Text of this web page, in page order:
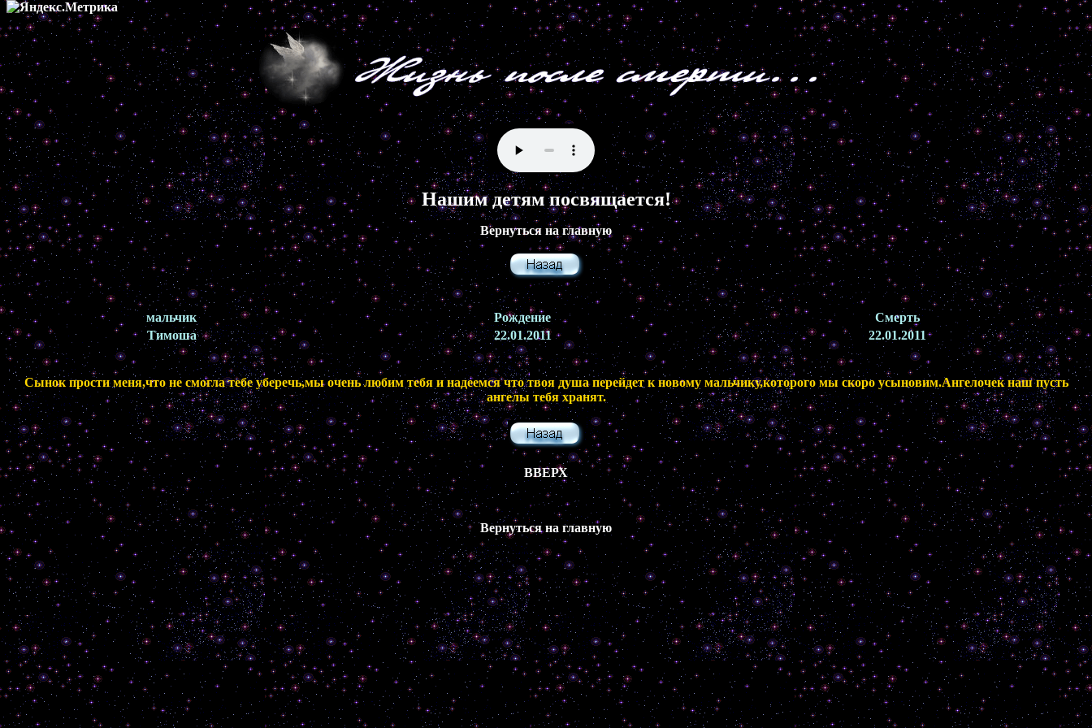
Нашим детям посвящается!
Вернуться на главную
мальчик Рождение
Смерть
Тимоша
22.01.2011 22.01.2011
Сынок прости меня,что не смогла тебе уберечь,мы очень любим тебя и надеемся что твоя душа перейдет к новому мальчику,которого мы скоро усыновим.Ангелочек наш пусть
ангелы тебя хранят.
ВВЕРХ
Вернуться на главную